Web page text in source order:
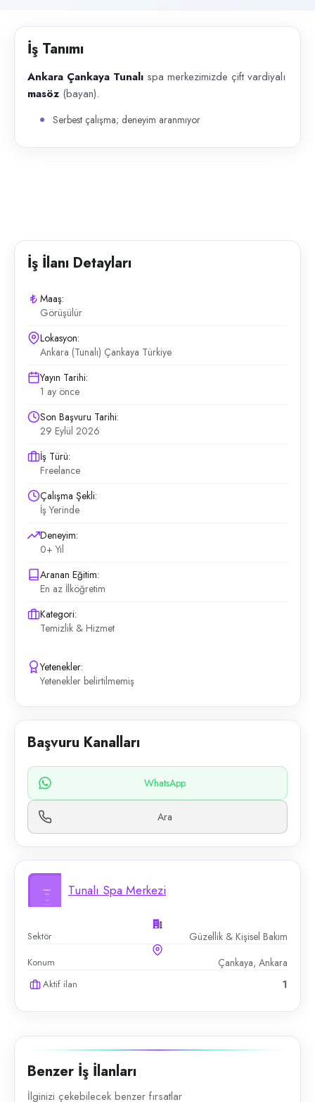
İş Tanımı
Ankara Çankaya Tunalı spa merkezimizde çift vardiyalı
masöz (bayan).
Serbest çalışma; deneyim aranmıyor
İş İlanı Detayları
Maaş:
Görüşülür
Lokasyon:
Ankara (Tunalı) Çankaya Türkiye
Yayın Tarihi:
1 ay önce
Son Başvuru Tarihi:
29 Eylül 2026
İş Türü:
Freelance
Çalışma Şekli:
İş Yerinde
Deneyim:
0+ Yıl
Aranan Eğitim:
En az İlköğretim
Kategori:
Temizlik & Hizmet
Yetenekler:
Yetenekler belirtilmemiş
Başvuru Kanalları
WhatsApp
Ara
Tunalı Spa Merkezi
Sektör Güzellik & Kişisel Bakım
Konum Çankaya, Ankara
Aktif ilan 1
Benzer İş İlanları
İlginizi çekebilecek benzer fırsatlar